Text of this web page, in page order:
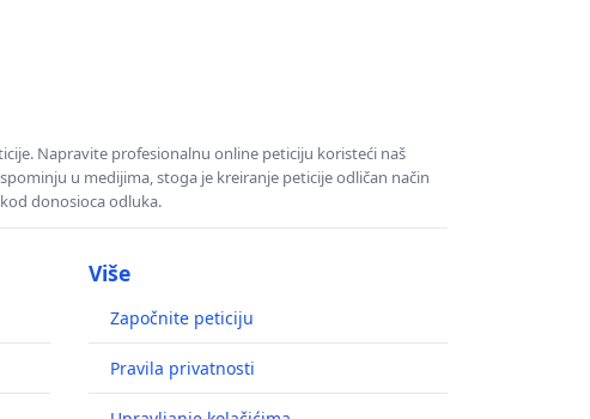
Napravite profesionalnu online peticiju koristeći naš
u medijima, stoga je kreiranje peticije odličan način
donosioca odluka.
Više
Započnite peticiju
Pravila privatnosti